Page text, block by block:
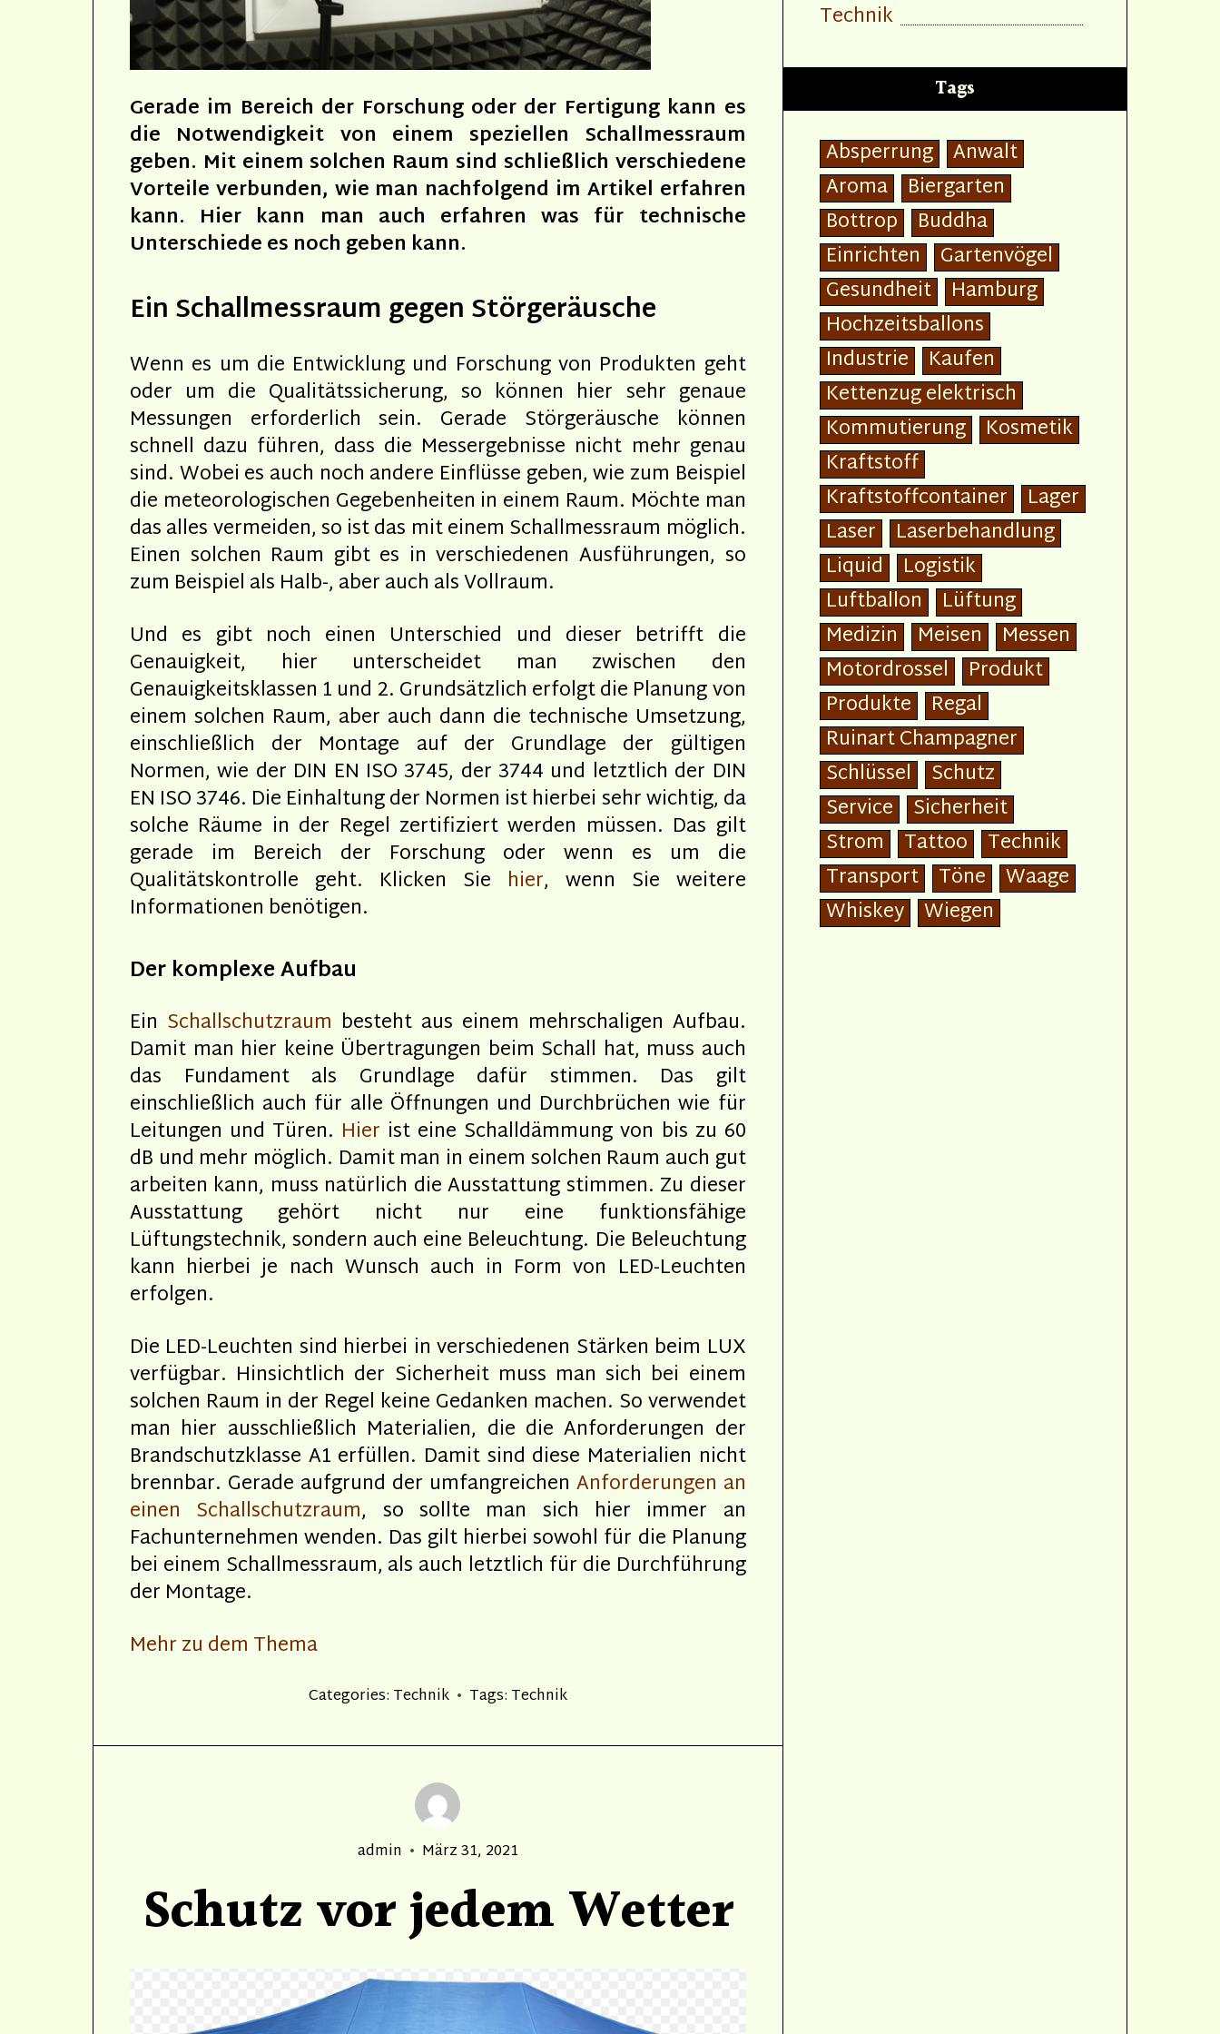
Gerade im Bereich der Forschung oder der Fertigung kann es
die Notwendigkeit von einem speziellen Schallmessraum
geben. Mit einem solchen Raum sind schließlich verschiedene
Vorteile verbunden, wie man nachfolgend im Artikel erfahren
kann. Hier kann man auch erfahren was für technische
Unterschiede es noch geben kann.
Ein Schallmessraum gegen Störgeräusche
Wenn es um die Entwicklung und Forschung von Produkten geht
oder um die Qualitätssicherung, so können hier sehr genaue
Messungen erforderlich sein. Gerade Störgeräusche können
schnell dazu führen, dass die Messergebnisse nicht mehr genau
sind. Wobei es auch noch andere Einflüsse geben, wie zum Beispiel
die meteorologischen Gegebenheiten in einem Raum. Möchte man
das alles vermeiden, so ist das mit einem Schallmessraum möglich.
Einen solchen Raum gibt es in verschiedenen Ausführungen, so
zum Beispiel als Halb-, aber auch als Vollraum.
Und es gibt noch einen Unterschied und dieser betrifft die
Genauigkeit, hier unterscheidet man zwischen den
Genauigkeitsklassen 1 und 2. Grundsätzlich erfolgt die Planung von
einem solchen Raum, aber auch dann die technische Umsetzung,
einschließlich der Montage auf der Grundlage der gültigen
Normen, wie der DIN EN ISO 3745, der 3744 und letztlich der DIN
EN ISO 3746. Die Einhaltung der Normen ist hierbei sehr wichtig, da
solche Räume in der Regel zertifiziert werden müssen. Das gilt
gerade im Bereich der Forschung oder wenn es um die
Qualitätskontrolle geht. Klicken Sie hier, wenn Sie weitere
Informationen benötigen.
Der komplexe Aufbau
Ein Schallschutzraum besteht aus einem mehrschaligen Aufbau.
Damit man hier keine Übertragungen beim Schall hat, muss auch
das Fundament als Grundlage dafür stimmen. Das gilt
einschließlich auch für alle Öffnungen und Durchbrüchen wie für
Leitungen und Türen. Hier ist eine Schalldämmung von bis zu 60
dB und mehr möglich. Damit man in einem solchen Raum auch gut
arbeiten kann, muss natürlich die Ausstattung stimmen. Zu dieser
Ausstattung gehört nicht nur eine funktionsfähige
Lüftungstechnik, sondern auch eine Beleuchtung. Die Beleuchtung
kann hierbei je nach Wunsch auch in Form von LED-Leuchten
erfolgen.
Die LED-Leuchten sind hierbei in verschiedenen Stärken beim LUX
verfügbar. Hinsichtlich der Sicherheit muss man sich bei einem
solchen Raum in der Regel keine Gedanken machen. So verwendet
man hier ausschließlich Materialien, die die Anforderungen der
Brandschutzklasse A1 erfüllen. Damit sind diese Materialien nicht
brennbar. Gerade aufgrund der umfangreichen Anforderungen an
einen Schallschutzraum, so sollte man sich hier immer an
Fachunternehmen wenden. Das gilt hierbei sowohl für die Planung
bei einem Schallmessraum, als auch letztlich für die Durchführung
der Montage.
Mehr zu dem Thema
Categories: Technik Tags: Technik
Author
admin
Posted
März 31, 2021
Schutz vor jedem Wetter
Technik
Tags
Absperrung Anwalt
Aroma
Biergarten
Bottrop
Buddha
Einrichten
Gartenvögel
Gesundheit
Hamburg
Hochzeitsballons
Industrie
Kaufen
Kettenzug elektrisch
Kommutierung
Kosmetik
Kraftstoff
Kraftstoffcontainer
Lager
Laser
Laserbehandlung
Liquid
Logistik
Luftballon
Lüftung
Medizin
Meisen
Messen
Motordrossel
Produkt
Produkte
Regal
Ruinart Champagner
Schlüssel
Schutz
Service
Sicherheit
Strom
Tattoo
Technik
Transport
Töne
Waage
Whiskey Wiegen